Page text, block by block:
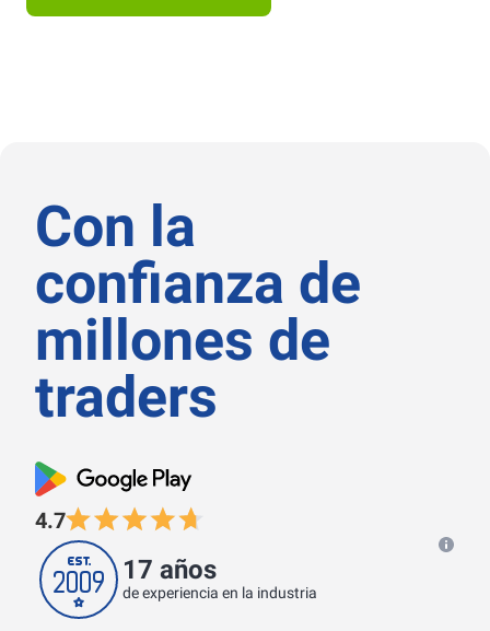
Con la
confianza de
millones de
traders
4.7
17 años
de experiencia en la industria